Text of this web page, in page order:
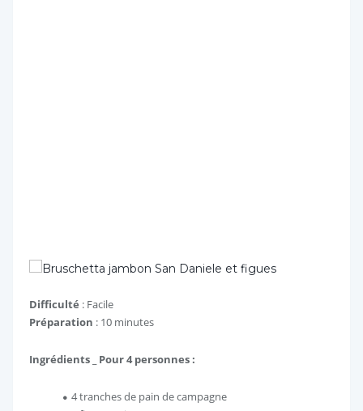
Difficulté : Facile
Préparation : 10 minutes
Ingrédients _ Pour 4 personnes :
4 tranches de pain de campagne